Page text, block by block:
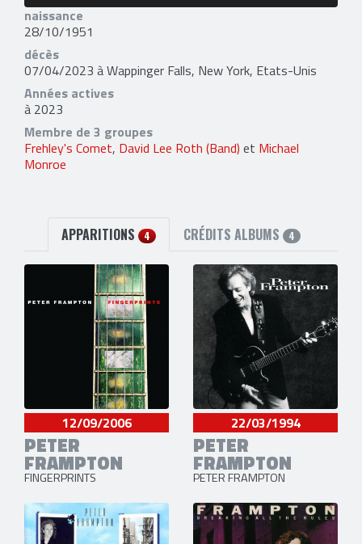
naissance
28/10/1951
décès
07/04/2023 à Wappinger Falls, New York, Etats-Unis
Années actives
à 2023
Membre de 3 groupes
Frehley's Comet, David Lee Roth (Band) et Michael
Monroe
APPARITIONS 4 CRÉDITS ALBUMS 4
12/09/2006
PETER
FRAMPTON
FINGERPRINTS
22/03/1994
PETER
FRAMPTON
PETER FRAMPTON